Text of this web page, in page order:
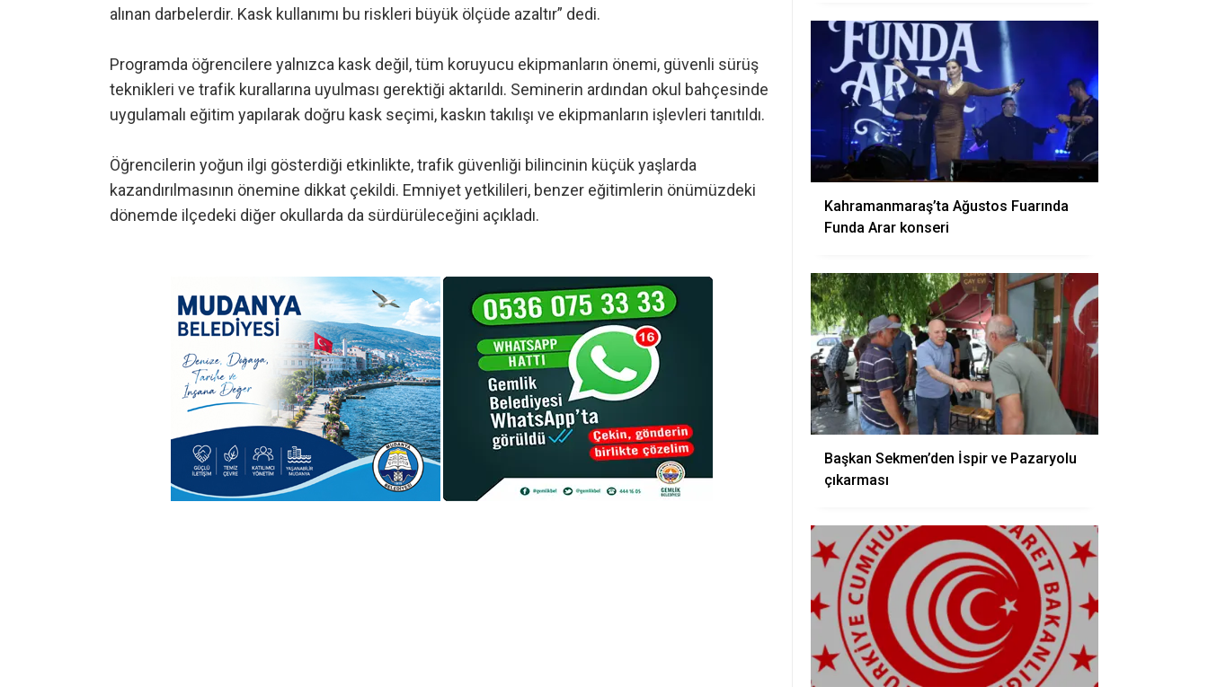
alınan darbelerdir. Kask kullanımı bu riskleri büyük ölçüde azaltır” dedi.
Programda öğrencilere yalnızca kask değil, tüm koruyucu ekipmanların önemi, güvenli sürüş
teknikleri ve trafik kurallarına uyulması gerektiği aktarıldı. Seminerin ardından okul bahçesinde
uygulamalı eğitim yapılarak doğru kask seçimi, kaskın takılışı ve ekipmanların işlevleri tanıtıldı.
Öğrencilerin yoğun ilgi gösterdiği etkinlikte, trafik güvenliği bilincinin küçük yaşlarda
kazandırılmasının önemine dikkat çekildi. Emniyet yetkilileri, benzer eğitimlerin önümüzdeki
dönemde ilçedeki diğer okullarda da sürdürüleceğini açıkladı.
Kahramanmaraş’ta Ağustos Fuarında
Funda Arar konseri
Başkan Sekmen’den İspir ve Pazaryolu
çıkarması